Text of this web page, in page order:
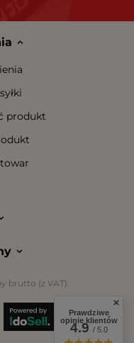
produkt
brutto (z VAT).
Prawdziwe
opinie klientów
4.9/ 5.0